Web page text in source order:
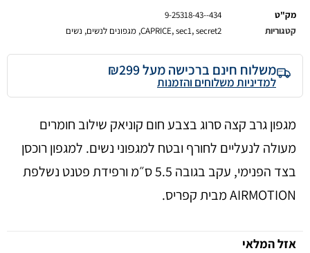
מק"ט
9-25318-43--434
קטגוריות
CAPRICE,sec1,secret2
, מגפונים לנשים, נשים
משלוח חינם ברכישה מעל ₪299
למדיניות משלוחים והזמנות
מגפון גרב קצה סרוג בצבע חום קוניאק שילוב חומרים
מעולה לנעליים לחורף ובטח למגפוני נשים. למגפון רוכסן
בצד הפנימי, עקב בגובה 5.5 ס״מ ורפידת פטנט נשלפת
AIRMOTION מבית קפריס.
אזל המלאי